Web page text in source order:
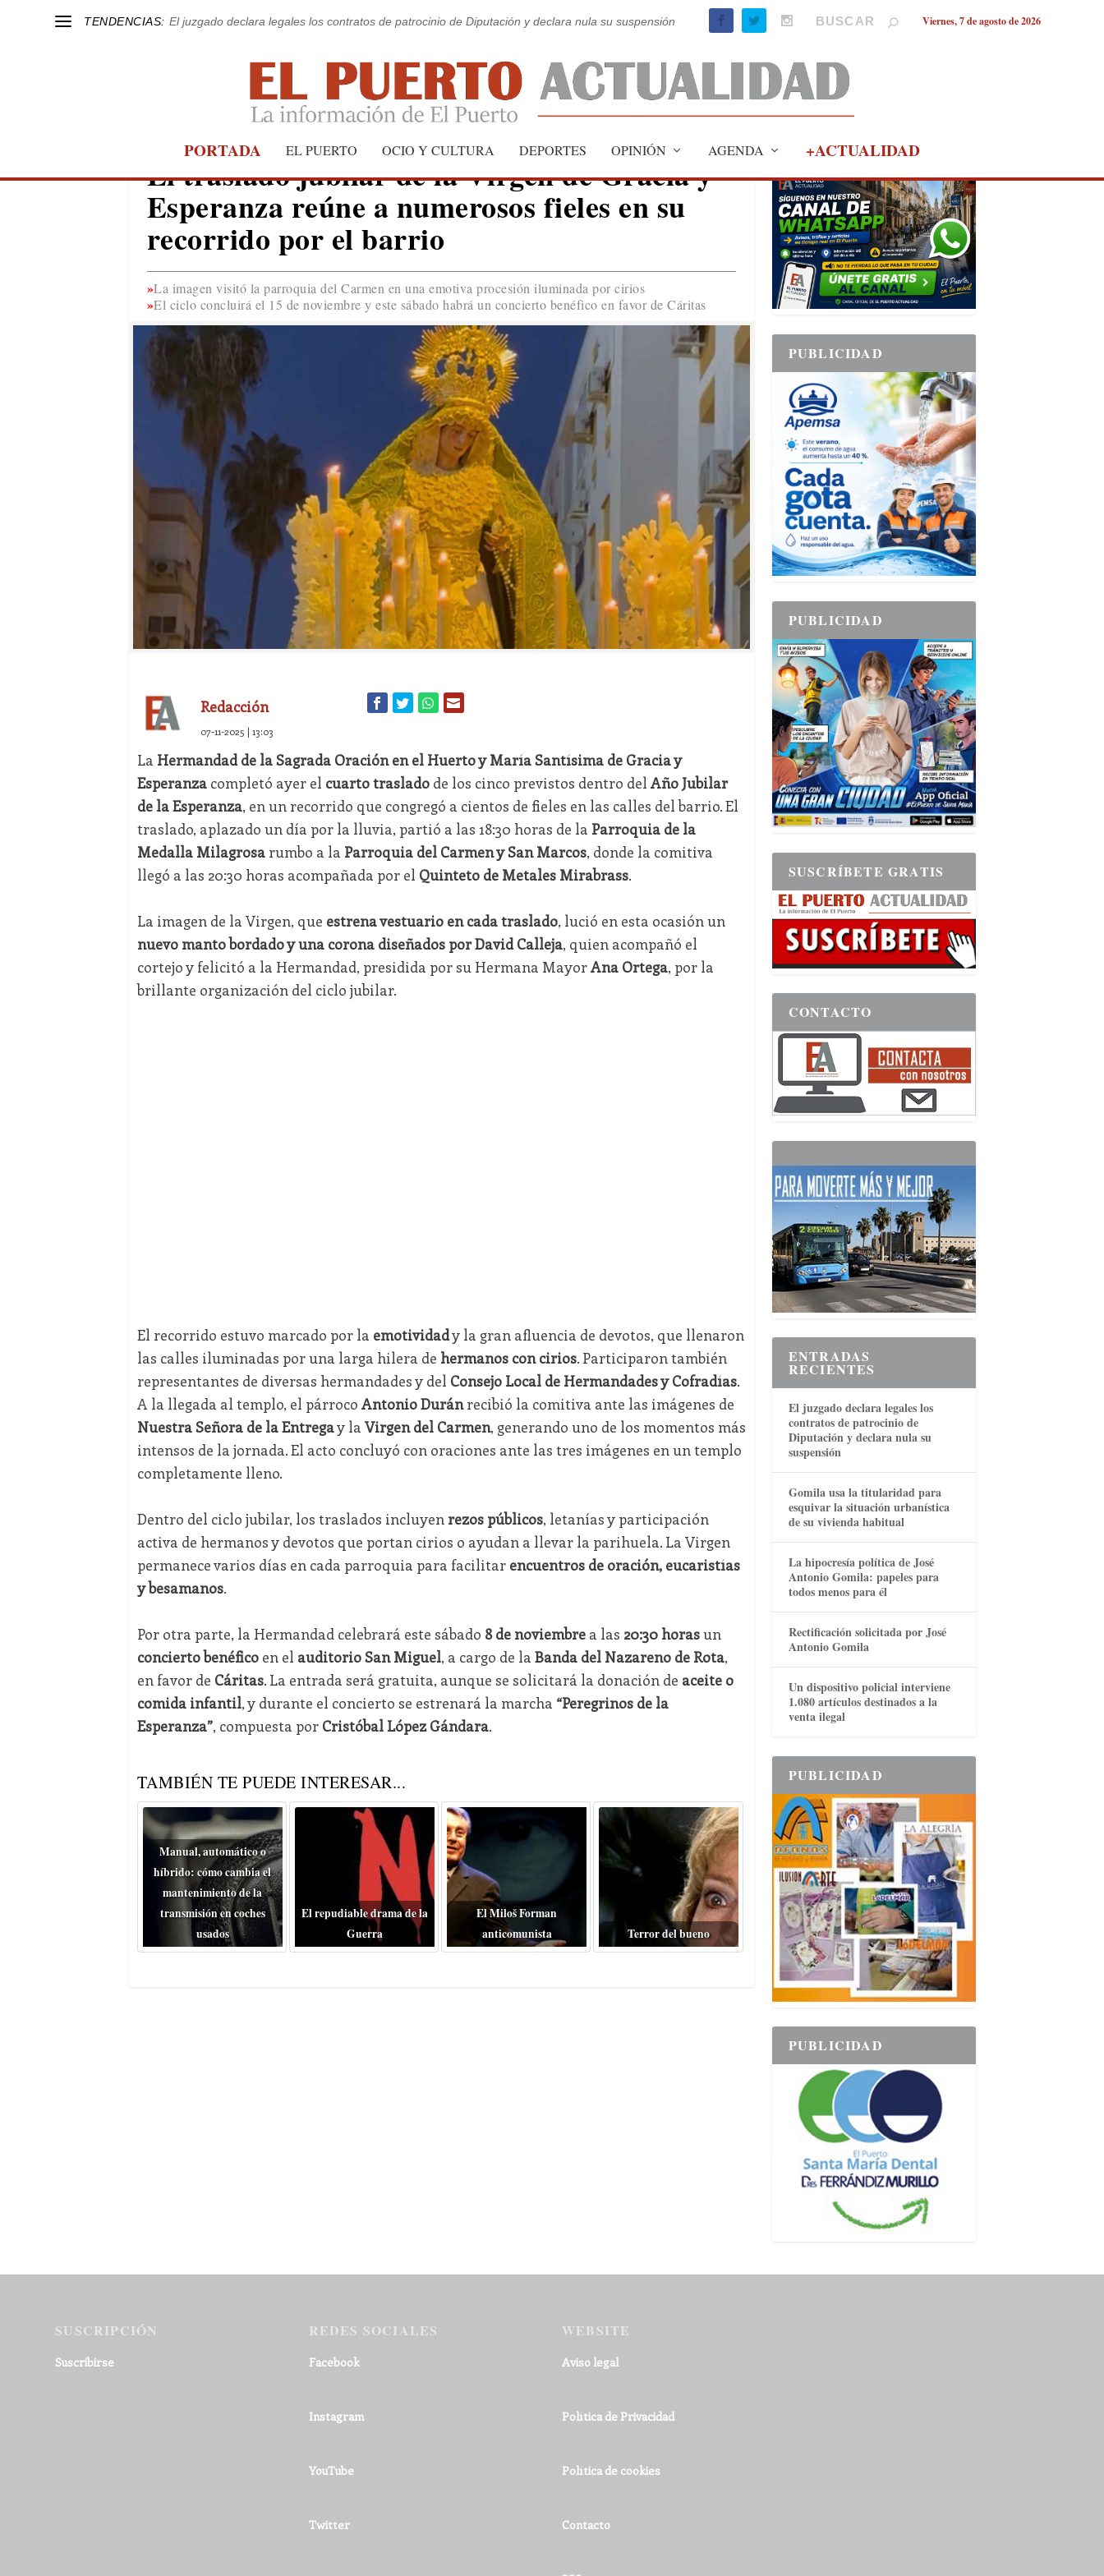
TENDENCIAS: El juzgado declara legales los contratos de patrocinio de Diputación y declara nula su suspensión Viernes, 7 de agosto de 2026
PORTADA EL PUERTO OCIO Y CULTURA DEPORTES OPINIÓN AGENDA +ACTUALIDAD
EL PUERTO
El traslado jubilar de la Virgen de Gracia y
Esperanza reúne a numerosos fieles en su
recorrido por el barrio
La imagen visitó la parroquia del Carmen en una emotiva procesión iluminada por cirios
El ciclo concluirá el 15 de noviembre y este sábado habrá un concierto benéfico en favor de Cáritas
Redacción
07-11-2025 | 13:03
La Hermandad de la Sagrada Oración en el Huerto y María Santísima de Gracia y
Esperanzacompletó ayer el cuarto trasladode los cinco previstos dentro del Año Jubilar
de la Esperanza, en un recorrido que congregó a cientos de fieles en las calles del barrio. El
traslado, aplazado un día por la lluvia, partió a las 18:30 horas de la Parroquia de la
Medalla Milagrosarumbo a la Parroquia del Carmen y San Marcos, donde la comitiva
llegó a las 20:30 horas acompañada por el Quinteto de Metales Mirabrass.
La imagen de la Virgen, que estrena vestuario en cada traslado, lució en esta ocasión un
nuevo manto bordado y una corona diseñados por David Calleja, quien acompañó el
cortejo y felicitó a la Hermandad, presidida por su Hermana MayorAna Ortega, por la
brillante organización del ciclo jubilar.
El recorrido estuvo marcado por la emotividady la gran afluencia de devotos, que llenaron
las calles iluminadas por una larga hilera de hermanos con cirios. Participaron también
representantes de diversas hermandades y del Consejo Local de Hermandades y Cofradías.
A la llegada al templo, el párroco Antonio Duránrecibió la comitiva ante las imágenes de
Nuestra Señora de la Entregay la Virgen del Carmen, generando uno de los momentos más
intensos de la jornada. El acto concluyó con oraciones ante las tres imágenes en un templo
completamente lleno.
Dentro del ciclo jubilar, los traslados incluyen rezos públicos, letanías y participación
activa de hermanos y devotos que portan cirios o ayudan a llevar la parihuela. La Virgen
permanece varios días en cada parroquia para facilitar encuentros de oración, eucaristías
y besamanos.
Por otra parte, la Hermandad celebrará este sábado 8 de noviembrea las 20:30 horasun
concierto benéficoen el auditorio San Miguel, a cargo de la Banda del Nazareno de Rota,
en favor de Cáritas. La entrada será gratuita, aunque se solicitará la donación de aceite o
comida infantil, y durante el concierto se estrenará la marcha “Peregrinos de la
Esperanza”, compuesta por Cristóbal López Gándara.
TAMBIÉN TE PUEDE INTERESAR...
Manual, automático o
híbrido: cómo cambia el
mantenimiento de la
transmisión en coches
usados
El repudiable drama de la
Guerra
El Miloš Forman
anticomunista
Terror del bueno
PUBLICIDAD
PUBLICIDAD
PUBLICIDAD
SUSCRÍBETE GRATIS
CONTACTO
ENTRADAS
RECIENTES
El juzgado declara legales los
contratos de patrocinio de
Diputación y declara nula su
suspensión
Gomila usa la titularidad para
esquivar la situación urbanística
de su vivienda habitual
La hipocresía política de José
Antonio Gomila: papeles para
todos menos para él
Rectificación solicitada por José
Antonio Gomila
Un dispositivo policial interviene
1.080 artículos destinados a la
venta ilegal
PUBLICIDAD
PUBLICIDAD
SUSCRIPCIÓN
Suscribirse
REDES SOCIALES
Facebook
Instagram
YouTube
Twitter
WEBSITE
Aviso legal
Política de Privacidad
Política de cookies
Contacto